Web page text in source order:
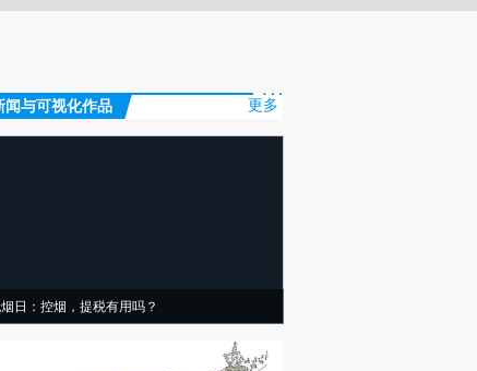
闻与可视化作品 更多
日：控烟，提税有用吗？